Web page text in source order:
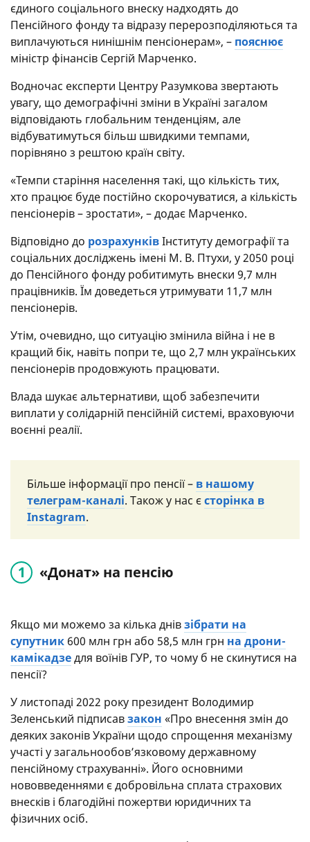
єдиного соціального внеску надходять до
Пенсійного фонду та відразу перерозподіляються та
виплачуються нинішнім пенсіонерам», – пояснює
міністр фінансів Сергій Марченко.
Водночас експерти Центру Разумкова звертають
увагу, що демографічні зміни в Україні загалом
відповідають глобальним тенденціям, але
відбуватимуться більш швидкими темпами,
порівняно з рештою країн світу.
«Темпи старіння населення такі, що кількість тих,
хто працює буде постійно скорочуватися, а кількість
пенсіонерів – зростати», – додає Марченко.
Відповідно до розрахунківІнституту демографії та
соціальних досліджень імені М. В. Птухи, у 2050 році
до Пенсійного фонду робитимуть внески 9,7 млн
працівників. Їм доведеться утримувати 11,7 млн
пенсіонерів.
Утім, очевидно, що ситуацію змінила війна і не в
кращий бік, навіть попри те, що 2,7 млн українських
пенсіонерів продовжують працювати.
Влада шукає альтернативи, щоб забезпечити
виплати у солідарній пенсійній системі, враховуючи
воєнні реалії.
Більше інформації про пенсії – в нашому
телеграм-каналі. Також у нас єсторінка в
Instagram.
«Донат» на пенсію
Якщо ми можемо за кілька днівзібрати на
супутник 600 млн грн або 58,5 млн грн на дрони-
камікадзедля воїнів ГУР, то чому б не скинутися на
пенсії?
У листопаді 2022 року президент Володимир
Зеленський підписавзакон «Про внесення змін до
деяких законів України щодо спрощення механізму
участі у загальнообов’язковому державному
пенсійному страхуванні». Його основними
нововведеннями є добровільна сплата страхових
внесків і благодійні пожертви юридичних та
фізичних осіб.